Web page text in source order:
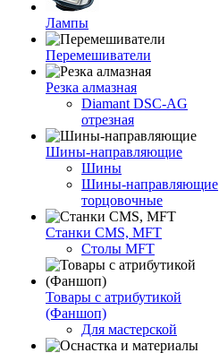
Лампы
Перемешиватели
Резка алмазная
Diamant DSC-AG
отрезная
Шины-направляющие
Шины
Шины-направляющие
торцовочные
Станки CMS, MFT
Столы MFT
Товары с атрибутикой
(Фаншоп)
Для мастерской